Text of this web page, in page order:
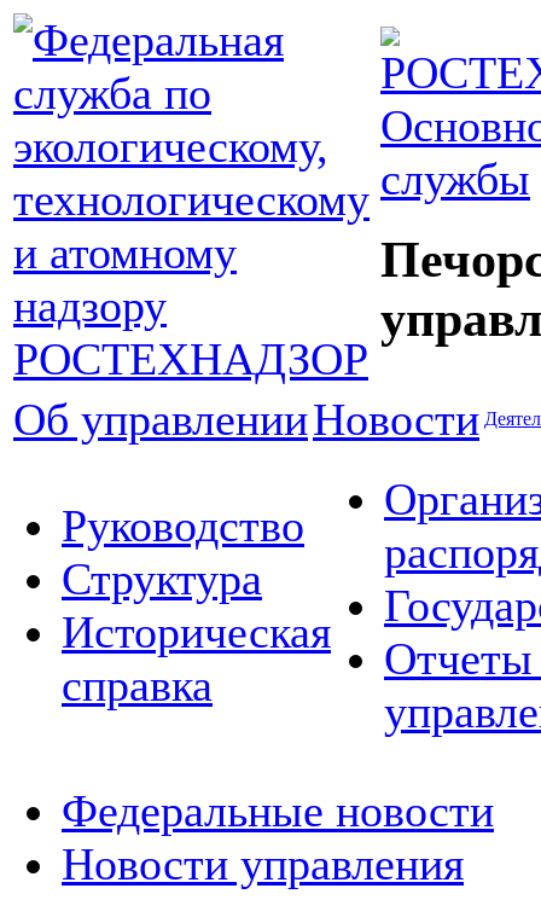
службы
Об управленииНовости
Руководство
Структура
Историческая
справка
Отчеты
Федеральные новости
Новости управления